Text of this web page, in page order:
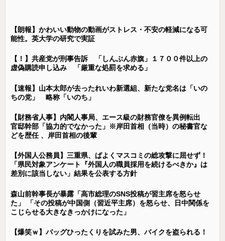
【朗報】かわいい動物の動画がストレス・不安の軽減になる可
能性。英大学の研究で実証
【！】共産党が刑事告訴 「しんぶん赤旗」１７００件以上の
虚偽購読申し込み 「厳重な処罰を求める」
【速報】山本太郎が去ったれいわ新選組、新たな党名は「いの
ちの党」 略称「いのち」
【財務省人事】内閣人事局、エース級の財務官僚を異例転出
官邸幹部「協力的でなかった」※岸田首相（当時）の秘書官な
どを歴任 、岸田首相の後輩
【外国人公務員】三重県、ぱよくマスコミの総攻撃に屈せず！
「県民対象アンケート『外国人の職員採用を続けるべきか』は
差別に該当しない」結果を公表する方針
森山前幹事長が暴露「高市総理のSNS投稿が習主席を怒らせ
た」 「その投稿が中国側（習近平主席）を怒らせ、日中関係を
こじらせる大きなきっかけになった」
【爆笑ｗ】バッグひったくりを試みた男、バイクを盗られる！